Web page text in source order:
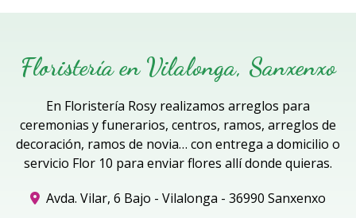
Floristería en Vilalonga, Sanxenxo
En Floristería Rosy realizamos arreglos para
ceremonias y funerarios, centros, ramos, arreglos de
decoración, ramos de novia… con entrega a domicilio o
servicio Flor 10 para enviar flores allí donde quieras.
Avda. Vilar, 6 Bajo - Vilalonga - 36990 Sanxenxo